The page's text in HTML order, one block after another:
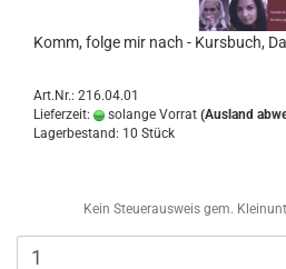
Komm, folge mir nach - Kursbuch,
Art.Nr.: 216.04.01
Lieferzeit:
solange Vorrat (Ausland
Lagerbestand: 10 Stück
Kein Steuerausweis gem.